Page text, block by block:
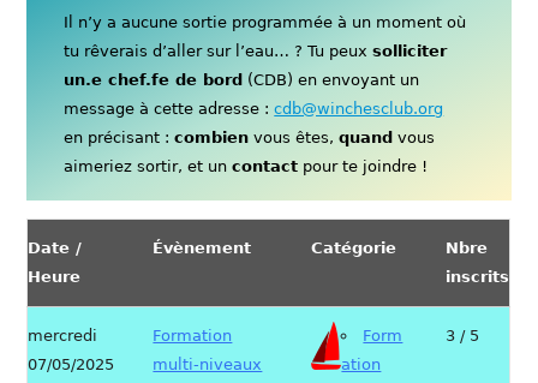
Il n’y a aucune sortie programmée à un moment où
tu rêverais d’aller sur l’eau… ? Tu peuxsolliciter
un.e chef.fe de bord (CDB) en envoyant un
message à cette adresse :cdb@winchesclub.org
en précisant :combien vous êtes,quand vous
aimeriez sortir, et uncontact pour te joindre !
Date /
Heure
Évènement Catégorie
Nbre
inscrits
mercredi
07/05/2025
Formation
multi-niveaux
Form
ation
3 / 5